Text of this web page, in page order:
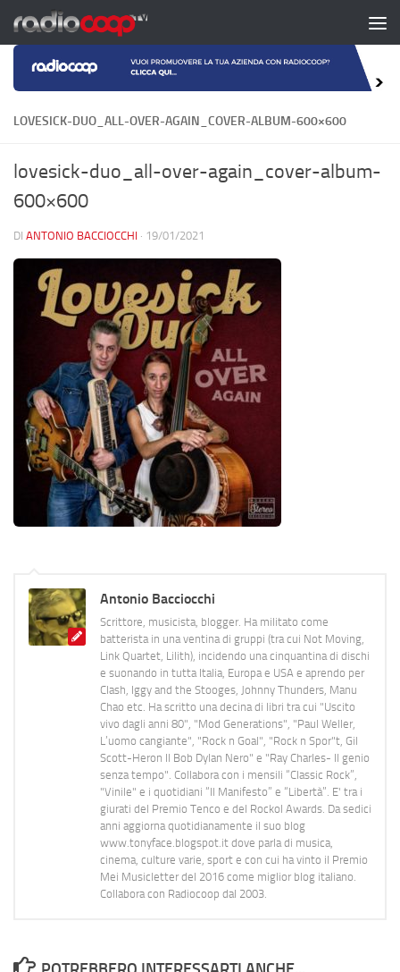
Salta al contenuto
LOVESICK-DUO_ALL-OVER-AGAIN_COVER-ALBUM-600×600
lovesick-duo_all-over-again_cover-album-
600×600
DI ANTONIO BACCIOCCHI · 19/01/2021
Antonio Bacciocchi
Scrittore, musicista, blogger. Ha militato come
batterista in una ventina di gruppi (tra cui Not Moving,
Link Quartet, Lilith), incidendo una cinquantina di dischi
e suonando in tutta Italia, Europa e USA e aprendo per
Clash, Iggy and the Stooges, Johnny Thunders, Manu
Chao etc. Ha scritto una decina di libri tra cui "Uscito
vivo dagli anni 80", "Mod Generations", "Paul Weller,
L’uomo cangiante", "Rock n Goal", "Rock n Spor"t, Gil
Scott-Heron Il Bob Dylan Nero" e "Ray Charles- Il genio
senza tempo". Collabora con i mensili “Classic Rock”,
"Vinile" e i quotidiani “Il Manifesto” e “Libertà”. E' tra i
giurati del Premio Tenco e del Rockol Awards. Da sedici
anni aggiorna quotidianamente il suo blog
www.tonyface.blogspot.it dove parla di musica,
cinema, culture varie, sport e con cui ha vinto il Premio
Mei Musicletter del 2016 come miglior blog italiano.
Collabora con Radiocoop dal 2003.